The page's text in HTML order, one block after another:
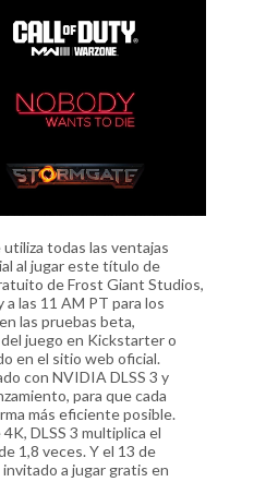
todas las ventajas
al jugar este título de
de Frost Giant Studios,
las 11 AM PT para los
las pruebas beta,
juego en Kickstarter o
en el sitio web oficial.
con NVIDIA DLSS 3 y
para que cada
más eficiente posible.
DLSS 3 multiplica el
1,8 veces. Y el 13 de
a jugar gratis en